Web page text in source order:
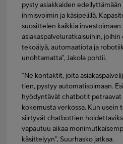
pysty asiakkaiden
ihmisvoimin ja käsipelillä.
suosittelen kaikkia investoimaan
asiakaspalveluratkaisuihin,
tekoälyä, automaatiota ja
unohtamatta”, Jakola pohtii.
”Ne kontaktit, joita
tien, pystyy automatisoimaan.
hyödyntävät chatbotit petraavat
kokemusta verkossa. Kun usein
siirtyvät chatbottien
vapautuu aikaa
käsittelyyn”, Suurhasko jatkaa.